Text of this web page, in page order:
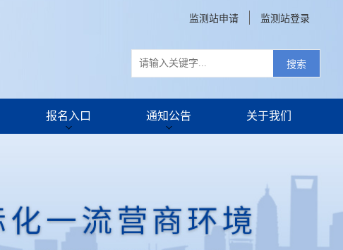
搜索
监测站申请 监测站登录
报名入口 通知公告 关于我们